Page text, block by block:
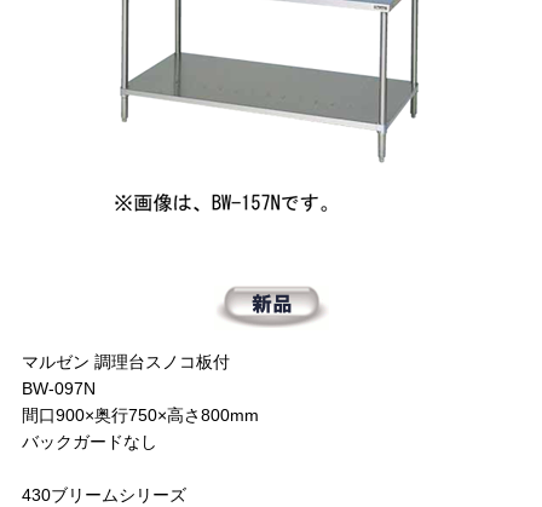
マルゼン 調理台スノコ板付
BW-097N
間口900×奥行750×高さ800mm
バックガードなし
430ブリームシリーズ